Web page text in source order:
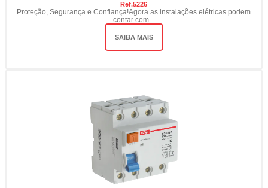
Ref.5226
Proteção, Segurança e Confiança!Agora as instalações elétricas podem
contar com...
SAIBA MAIS